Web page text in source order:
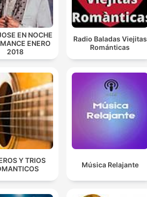
EN NOCHE
ENERO
2018
Radio Baladas Viejitas
Románticas
Y TRIOS
Música Relajante